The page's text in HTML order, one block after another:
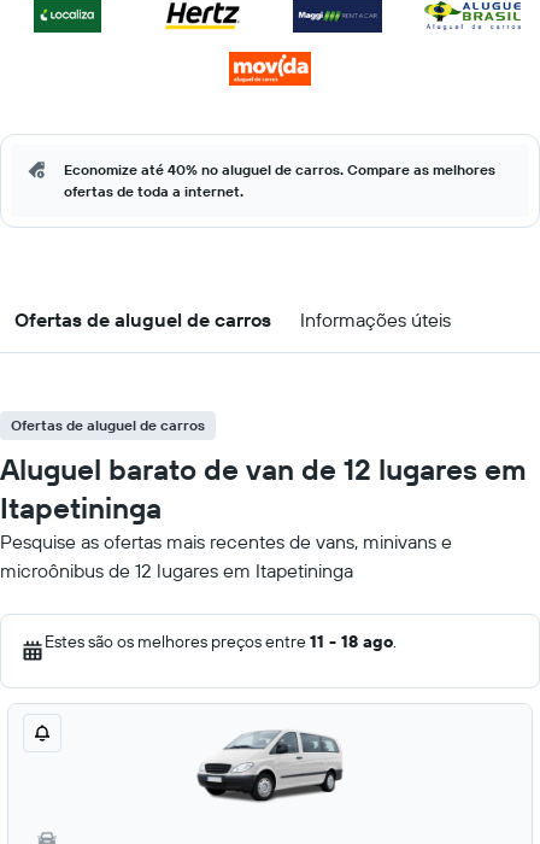
Economize até 40% no aluguel de carros. Compare as melhores
ofertas de toda a internet.
Ofertas de aluguel de carros Informações úteis
Ofertas de aluguel de carros
Aluguel barato de van de 12 lugares em
Itapetininga
Pesquise as ofertas mais recentes de vans, minivans e
microônibus de 12 lugares em Itapetininga
Estes são os melhores preços entre11 - 18 ago.